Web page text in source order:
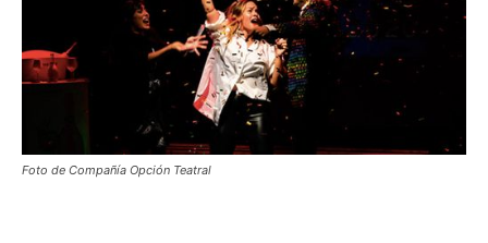
Foto de Compañía Opción Teatral